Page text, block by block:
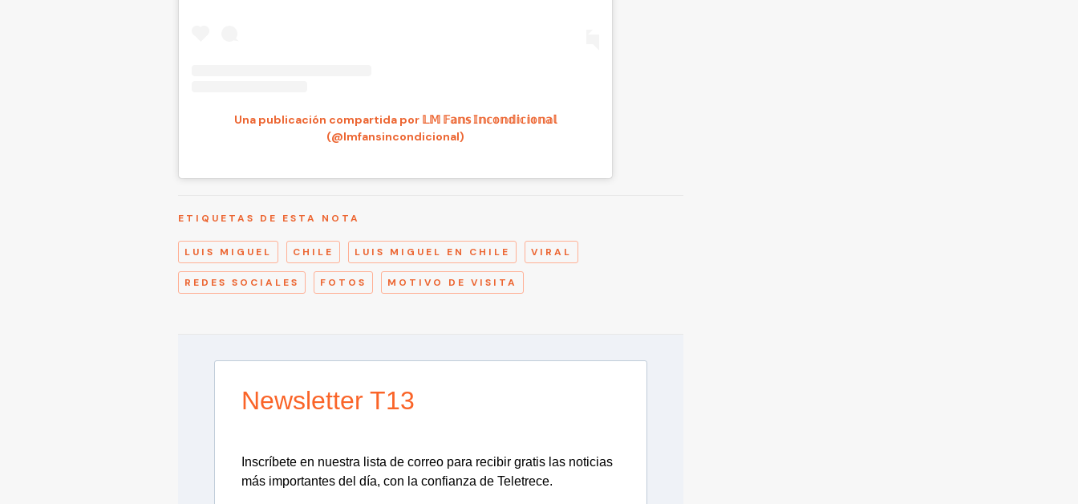
Una publicación compartida por 𝕃𝕄 𝔽𝕒𝕟𝕤 𝕀𝕟𝕔𝕠𝕟𝕕𝕚𝕔𝕚𝕠𝕟𝕒𝕝
(@lmfansincondicional)
ETIQUETAS DE ESTA NOTA
LUIS MIGUEL CHILE LUIS MIGUEL EN CHILE VIRAL
REDES SOCIALES FOTOS MOTIVO DE VISITA
Newsletter T13
Inscríbete en nuestra lista de correo para recibir gratis las noticias
más importantes del día, con la confianza de Teletrece.